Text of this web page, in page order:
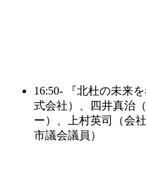
16:50- 『北杜の未来
式会社）、四井真治
ー）、上村英司（会
市議会議員）